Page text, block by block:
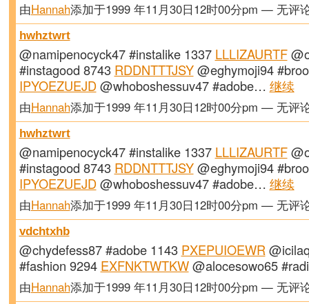
由Hannah添加于1999 年11月30日12时00分pm — 无评
hwhztwrt
@namipenocyck47 #instalike 1337 LLLIZAURTF
#instagood 8743 RDDNTTTJSY@eghymoji94
IPYOEZUEJD @whoboshessuv47 #adobe… 继续
由Hannah添加于1999 年11月30日12时00分pm — 无评
hwhztwrt
@namipenocyck47 #instalike 1337 LLLIZAURTF
#instagood 8743 RDDNTTTJSY@eghymoji94
IPYOEZUEJD @whoboshessuv47 #adobe… 继续
由Hannah添加于1999 年11月30日12时00分pm — 无评
vdchtxhb
@chydefess87 #adobe 1143 PXEPUIOEWR
#fashion 9294 EXFNKTWTKW@alocesowo65
由Hannah添加于1999 年11月30日12时00分pm — 无评